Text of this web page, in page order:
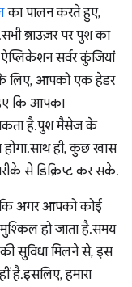
का पालन करते हुए,
ब्राउज़र पर पुश का
सर्वर कुंजियां
लिए, आपको एक हेडर
कि आपका
है. पुश मैसेज के
साथ ही, कुछ खास
से डिक्रिप्ट कर सके.
कि अगर आपको कोई
हो जाता है. समय
सुविधा मिलने से, इस
है. इसलिए, हमारा